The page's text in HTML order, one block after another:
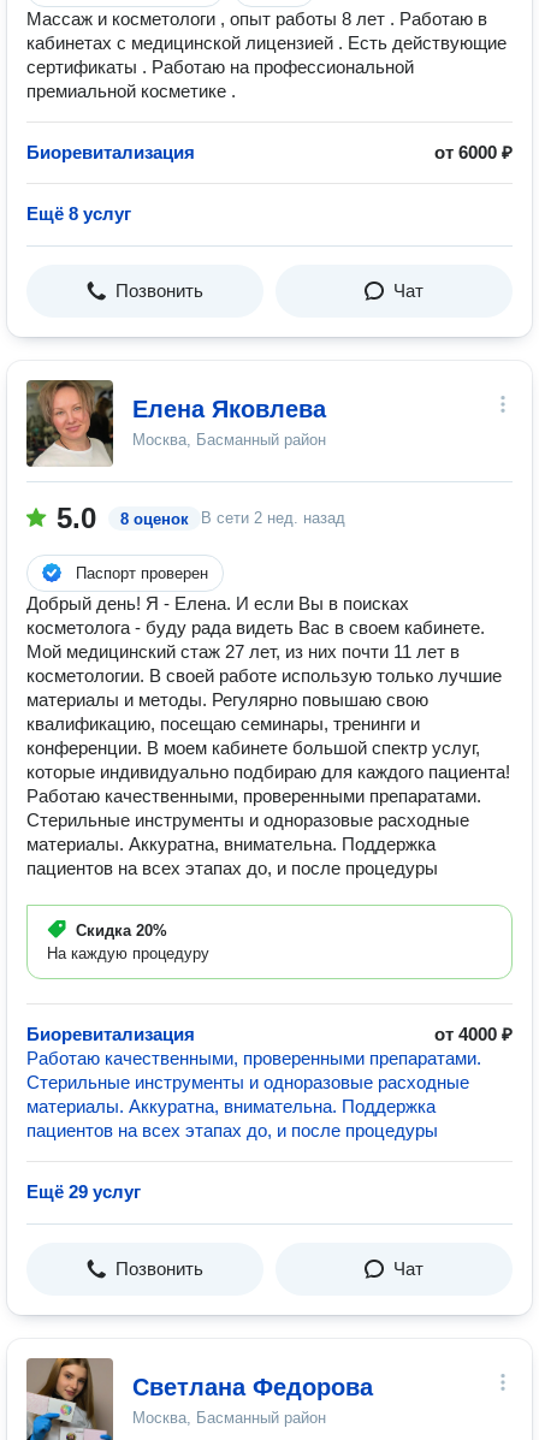
Массаж и косметологи , опыт работы 8 лет . Работаю в
кабинетах с медицинской лицензией . Есть действующие
сертификаты . Работаю на профессиональной
премиальной косметике .
Биоревитализация от 6000 ₽
Ещё 8 услуг
Позвонить Чат
Елена Яковлева
Москва, Басманный район
5.0 8 оценок В сети 2 нед. назад
Паспорт проверен
Добрый день! Я - Елена. И если Вы в поисках
косметолога - буду рада видеть Вас в своем кабинете.
Мой медицинский стаж 27 лет, из них почти 11 лет в
косметологии. В своей работе использую только лучшие
материалы и методы. Регулярно повышаю свою
квалификацию, посещаю семинары, тренинги и
конференции. В моем кабинете большой спектр услуг,
которые индивидуально подбираю для каждого пациента!
Работаю качественными, проверенными препаратами.
Стерильные инструменты и одноразовые расходные
материалы. Аккуратна, внимательна. Поддержка
пациентов на всех этапах до, и после процедуры
Скидка 20%
На каждую процедуру
Биоревитализация
от 4000 ₽
Работаю качественными, проверенными препаратами.
Стерильные инструменты и одноразовые расходные
материалы. Аккуратна, внимательна. Поддержка
пациентов на всех этапах до, и после процедуры
Ещё 29 услуг
Позвонить Чат
Светлана Федорова
Москва, Басманный район